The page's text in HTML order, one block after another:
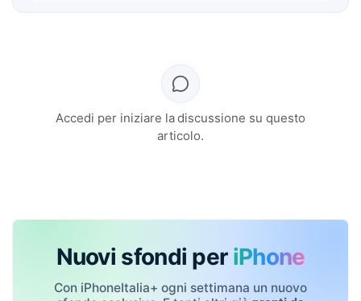
Accedi per iniziare la discussione su questo
articolo.
Nuovi sfondi per iPhone
Con iPhoneItalia+ ogni settimana un nuovo